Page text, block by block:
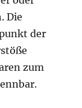
Die
der
zum